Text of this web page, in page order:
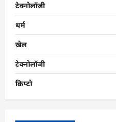
टेक्नोलॉजी
धर्म
खेल
टेक्नोलॉजी
क्रिप्टो